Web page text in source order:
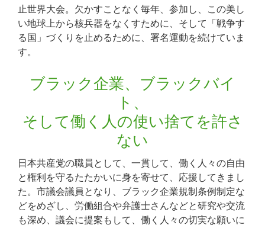
止世界大会。欠かすことなく毎年、参加し、この美し
い地球上から核兵器をなくすために、そして「戦争す
る国」づくりを止めるために、署名運動を続けていま
す。
ブラック企業、ブラックバイ
ト、
そして働く人の使い捨てを許さ
ない
日本共産党の職員として、一貫して、働く人々の自由
と権利を守るたたかいに身を寄せて、応援してきまし
た。市議会議員となり、ブラック企業規制条例制定な
どをめざし、労働組合や弁護士さんなどと研究や交流
も深め、議会に提案もして、働く人々の切実な願いに